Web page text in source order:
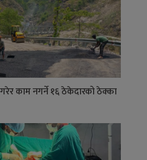
काम नगर्ने १६ ठेकेदारको ठेक्का